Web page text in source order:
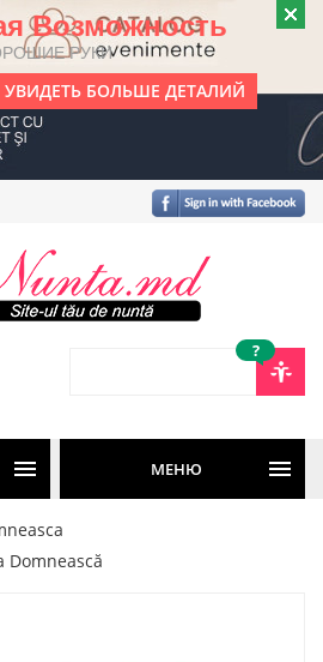
Возможность
РУКИ
БОЛЬШЕ ДЕТАЛИЙ
?
МЕНЮ
Domnească